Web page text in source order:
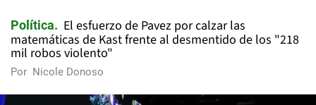
Política
El esfuerzo de Pavez por calzar las
matemáticas de Kast frente al desmentido de los "218
mil robos violento"
Por Nicole Donoso